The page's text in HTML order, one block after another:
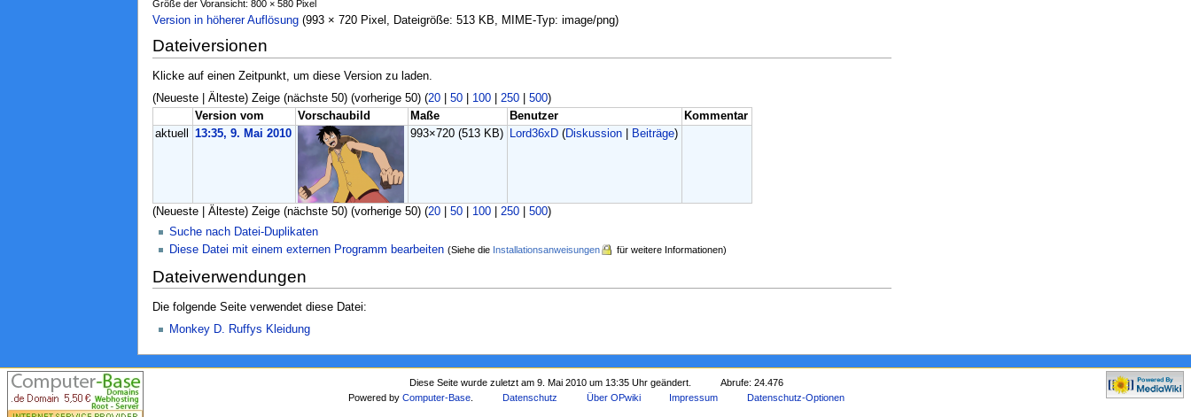
Größe der Voransicht: 800 × 580 Pixel
Version in höherer Auflösung‎ (993 × 720 Pixel, Dateigröße: 513 KB, MIME-Typ: image/png)
Dateiversionen
Klicke auf einen Zeitpunkt, um diese Version zu laden.
(Neueste | Älteste) Zeige (nächste 50) (vorherige 50) (20| 50| 100| 250| 500)
Version vom
Vorschaubild Maße Benutzer
Kommentar
aktuell
13:35, 9. Mai 2010 993×720(513 KB) Lord36xD (Diskussion Beiträge)
(Neueste | Älteste) Zeige (nächste 50) (vorherige 50) (20| 50| 100| 250| 500)
Suche nach Datei-Duplikaten
Diese Datei mit einem externen Programm bearbeiten (Siehe die Installationsanweisungen für weitere Informationen)
Dateiverwendungen
Die folgende Seite verwendet diese Datei:
Monkey D. Ruffys Kleidung
Diese Seite wurde zuletzt am 9. Mai 2010 um 13:35 Uhr geändert.
Abrufe: 24.476
Powered byComputer-Base Datenschutz Über OPwiki Impressum Datenschutz-Optionen